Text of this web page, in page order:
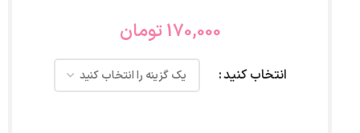
170,000تومان
انتخاب کنید